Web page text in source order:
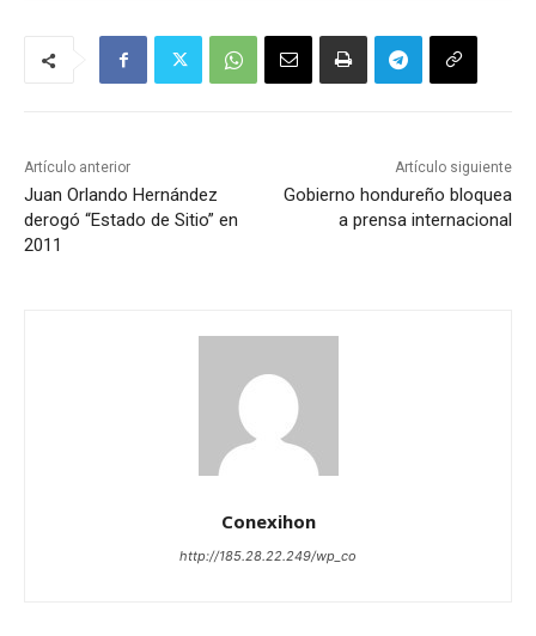
Artículo anterior
Juan Orlando Hernández
derogó “Estado de Sitio” en
2011
Artículo siguiente
Gobierno hondureño bloquea
a prensa internacional
Conexihon
http://185.28.22.249/wp_co